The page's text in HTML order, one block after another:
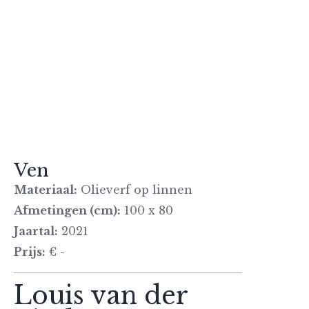
Ven
Materiaal: Olieverf op linnen
Afmetingen (cm): 100 x 80
Jaartal: 2021
Prijs: € -
Louis van der